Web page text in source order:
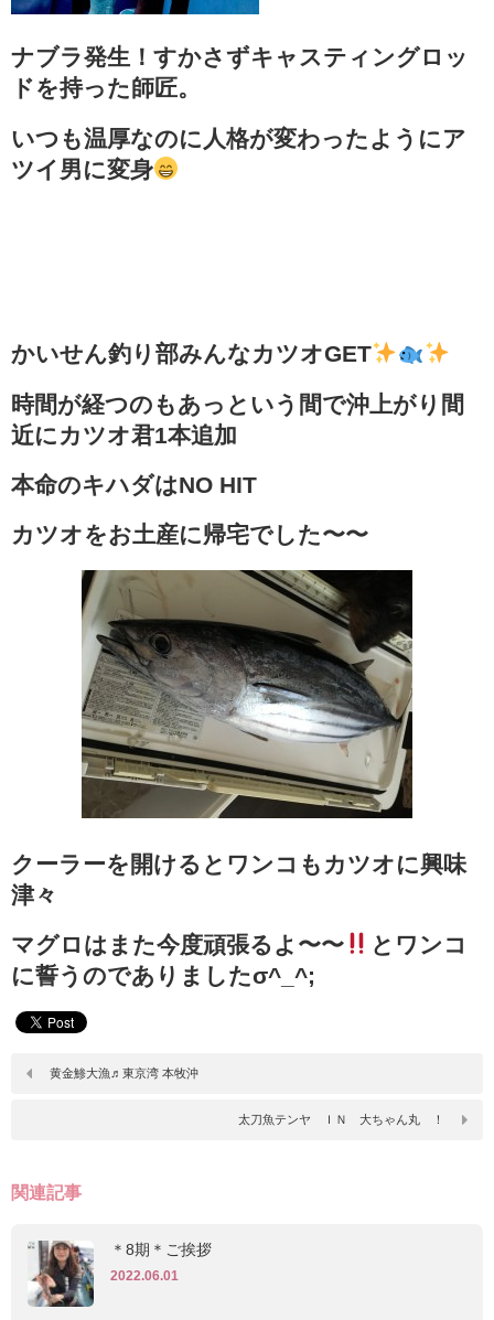
ナブラ発生！すかさずキャスティングロッ
ドを持った師匠。
いつも温厚なのに人格が変わったようにア
ツイ男に変身
かいせん釣り部みんなカツオGET
時間が経つのもあっという間で沖上がり間
近にカツオ君1本追加
本命のキハダはNO HIT
カツオをお土産に帰宅でした〜〜
クーラーを開けるとワンコもカツオに興味
津々
マグロはまた今度頑張るよ〜〜
とワンコ
に誓うのでありましたσ^_^;
黄金鯵大漁♬東京湾 本牧沖
太刀魚テンヤ ＩＮ 大ちゃん丸 ！
関連記事
＊8期＊ご挨拶
2022.06.01